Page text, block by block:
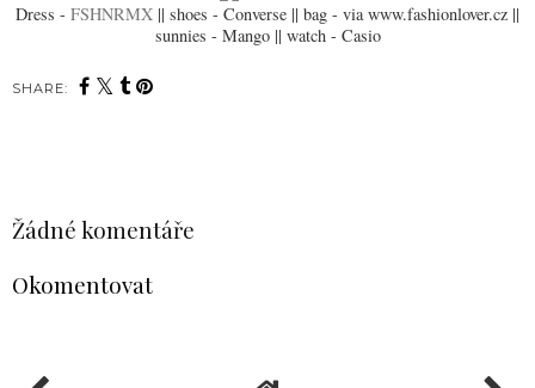
Dress - FSHNRMX || shoes - Converse || bag - via www.fashionlover.cz ||
sunnies - Mango || watch - Casio
SHARE:
Žádné komentáře
Okomentovat